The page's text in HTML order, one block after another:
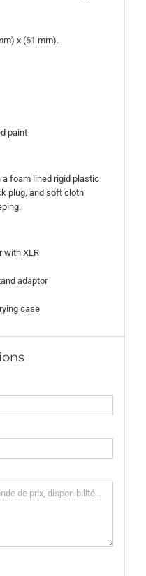
x (61 mm).
paint
a foam lined rigid plastic
plug, and soft cloth
with XLR
adaptor
case